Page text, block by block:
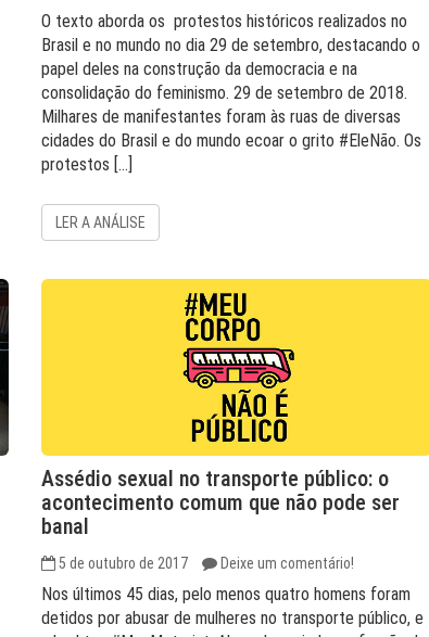
O texto aborda os protestos históricos realizados no
Brasil e no mundo no dia 29 de setembro, destacando o
papel deles na construção da democracia e na
consolidação do feminismo. 29 de setembro de 2018.
Milhares de manifestantes foram às ruas de diversas
cidades do Brasil e do mundo ecoar o grito #EleNão. Os
protestos […]
LER A ANÁLISE
Assédio sexual no transporte público: o
acontecimento comum que não pode ser
banal
5 de outubro de 2017 Deixe um comentário!
Nos últimos 45 dias, pelo menos quatro homens foram
detidos por abusar de mulheres no transporte público, e